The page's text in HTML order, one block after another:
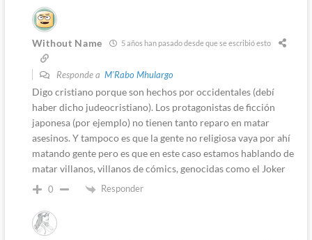
Without Name 5 años han pasado desde que se escribió esto
Responde a M'Rabo Mhulargo
Digo cristiano porque son hechos por occidentales (debí
haber dicho judeocristiano). Los protagonistas de ficción
japonesa (por ejemplo) no tienen tanto reparo en matar
asesinos. Y tampoco es que la gente no religiosa vaya por ahí
matando gente pero es que en este caso estamos hablando de
matar villanos, villanos de cómics, genocidas como el Joker
0 Responder